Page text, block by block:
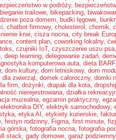
w podróży,
bieganie trailowe, bikepacking,
poza domem, budki lęgowe,
, chatbot firmowy, cholesterol , chomik,
krwi, cisza nocna, city break
, content plan, coworking lokalny,
, czujniki IoT, czyszczenie uszu psa,
, deep learning, delegowanie zadań,
komputerowa auta, dieta BARF,
, dom kultury, dom letniskowy, dom
dla zwierząt, domek całoroczny, domki
firm, dożynki, drapak dla kota,
nierejestrowana, działka
muzealna, egzamin praktyczny,
elektronika DIY, elektryk samochodowy,
, etyka AI , etykiety kurierskie,
, festyn rodzinny, Figma, first minute,
górska, fotografia nocna, fotografia
stack, gady domowe, garaż podziemny